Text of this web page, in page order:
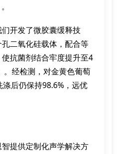
开发了微胶囊缓释技
二氧化硅载体，配合等
抗菌剂结合牢度提升至4
经检测，对金黄色葡萄
后仍保持98.6%，远优
提供定制化声学解决方